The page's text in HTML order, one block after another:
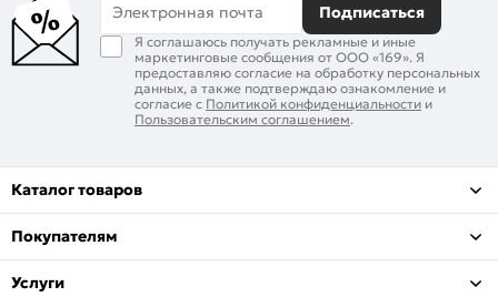
Электронная почта Подписаться
Я соглашаюсь получать рекламные и иные
маркетинговые сообщения от ООО «169». Я
предоставляю согласие на обработку персональных
данных, а также подтверждаю ознакомление и
согласие с Политикой конфиденциальности и
Пользовательским соглашением.
Каталог товаров
Покупателям
Услуги